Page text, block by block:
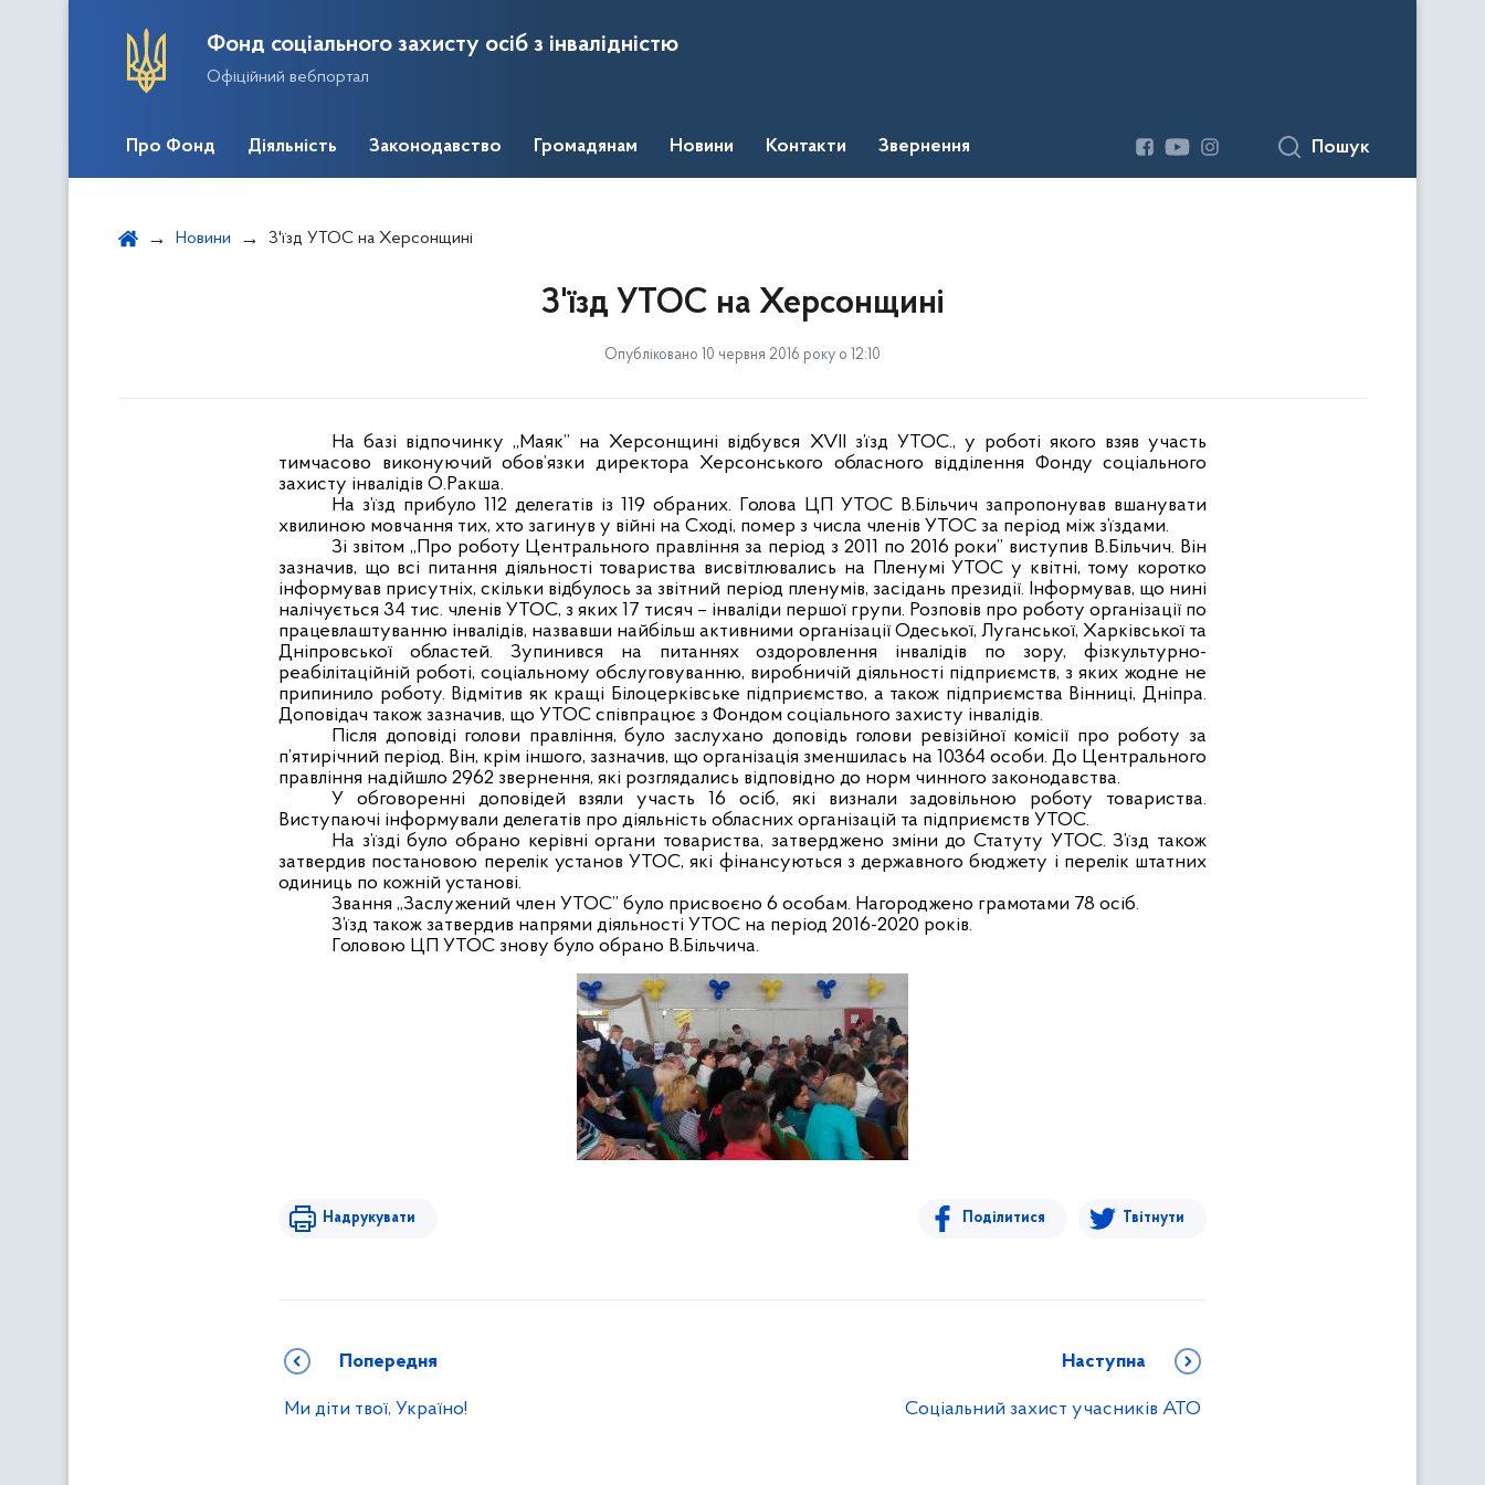
Фонд соціального захисту осіб з інвалідністю
Офіційний вебпортал
Про Фонд Діяльність Законодавство Громадянам Новини Контакти Звернення Пошук
Новини З'їзд УТОС на Херсонщині
З'їзд УТОС на Херсонщині
Опубліковано 10 червня 2016 року о 12:10
На базі відпочинку „Маяк” на Херсонщині відбувся XVII з’їзд УТОС., у роботі якого взяв участь
тимчасово виконуючий обов’язки директора Херсонського обласного відділення Фонду соціального
захисту інвалідів О.Ракша.
На з’їзд прибуло 112 делегатів із 119 обраних. Голова ЦП УТОС В.Більчич запропонував вшанувати
хвилиною мовчання тих, хто загинув у війні на Сході, помер з числа членів УТОС за період між з’їздами.
Зі звітом „Про роботу Центрального правління за період з 2011 по 2016 роки” виступив В.Більчич. Він
зазначив, що всі питання діяльності товариства висвітлювались на Пленумі УТОС у квітні, тому коротко
інформував присутніх, скільки відбулось за звітний період пленумів, засідань президії. Інформував, що нині
налічується 34 тис. членів УТОС, з яких 17 тисяч – інваліди першої групи. Розповів про роботу організації по
працевлаштуванню інвалідів, назвавши найбільш активними організації Одеської, Луганської, Харківської та
Дніпровської областей. Зупинився на питаннях оздоровлення інвалідів по зору, фізкультурно-
реабілітаційній роботі, соціальному обслуговуванню, виробничій діяльності підприємств, з яких жодне не
припинило роботу. Відмітив як кращі Білоцерківське підприємство, а також підприємства Вінниці, Дніпра.
Доповідач також зазначив, що УТОС співпрацює з Фондом соціального захисту інвалідів.
Після доповіді голови правління, було заслухано доповідь голови ревізійної комісії про роботу за
п’ятирічний період. Він, крім іншого, зазначив, що організація зменшилась на 10364 особи. До Центрального
правління надійшло 2962 звернення, які розглядались відповідно до норм чинного законодавства.
У обговоренні доповідей взяли участь 16 осіб, які визнали задовільною роботу товариства.
Виступаючі інформували делегатів про діяльність обласних організацій та підприємств УТОС.
На з’їзді було обрано керівні органи товариства, затверджено зміни до Статуту УТОС. З’їзд також
затвердив постановою перелік установ УТОС, які фінансуються з державного бюджету і перелік штатних
одиниць по кожній установі.
Звання „Заслужений член УТОС” було присвоєно 6 особам. Нагороджено грамотами 78 осіб.
З’їзд також затвердив напрями діяльності УТОС на період 2016-2020 років.
Головою ЦП УТОС знову було обрано В.Більчича.
Надрукувати Поділитися Твітнути
Попередня
Ми діти твої, Україно!
Наступна
Соціальний захист учасників АТО